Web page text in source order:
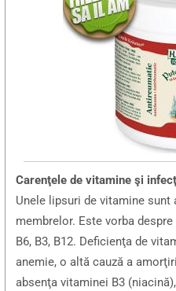
Carenţele de vitamine şi
Unele lipsuri de vitamine sunt
membrelor. Este vorba
B6, B3, B12. Deficienţa de
anemie, o altă cauză a
absenţa vitaminei B3